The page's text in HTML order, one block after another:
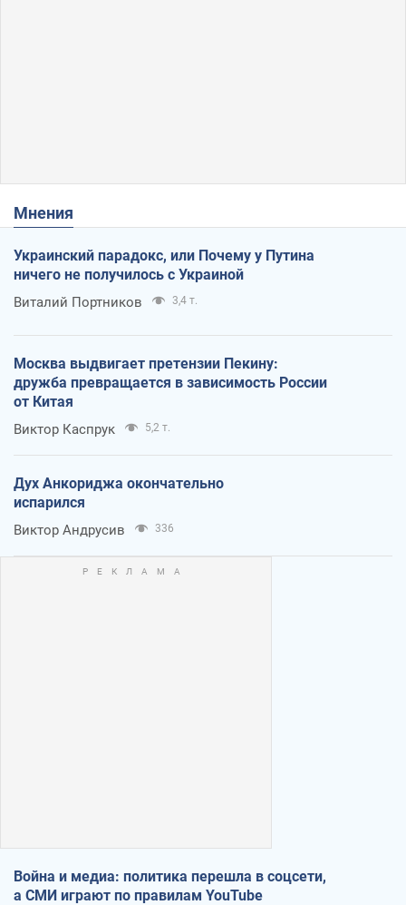
Мнения
Украинский парадокс, или Почему у Путина
ничего не получилось с Украиной
Виталий Портников 3,4 т.
Москва выдвигает претензии Пекину:
дружба превращается в зависимость России
от Китая
Виктор Каспрук 5,2 т.
Дух Анкориджа окончательно
испарился
Виктор Андрусив 336
Война и медиа: политика перешла в соцсети,
а СМИ играют по правилам YouTube